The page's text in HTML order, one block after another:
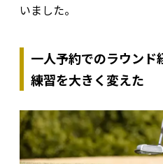
いました。
一人予約でのラウンド
練習を大きく変えた